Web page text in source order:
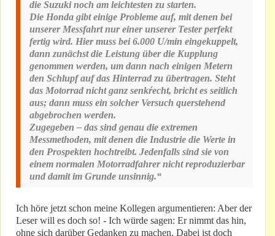
die Suzuki noch am leichtesten zu starten.
Die Honda gibt einige Probleme auf, mit denen bei
unserer Messfahrt nur einer unserer Tester perfekt
fertig wird. Hier muss bei 6.000 U/min eingekuppelt,
dann zunächst die Leistung über die Kupplung
genommen werden, um dann nach einigen Metern
den Schlupf auf das Hinterrad zu übertragen. Steht
das Motorrad nicht ganz senkŕecht, bricht es seitlich
aus; dann muss ein solcher Versuch querstehend
abgebrochen werden.
Zugegeben – das sind genau die extremen
Messmethoden, mit denen die Industrie die Werte in
den Prospekten hochtreibt. Jedenfalls sind sie von
einem normalen Motorradfahrer nicht reproduzierbar
und damit im Grunde unsinnig.“
Ich höre jetzt schon meine Kollegen argumentieren: Aber der
Leser will es doch so! - Ich würde sagen: Er nimmt das hin,
ohne sich darüber Gedanken zu machen. Dabei ist doch